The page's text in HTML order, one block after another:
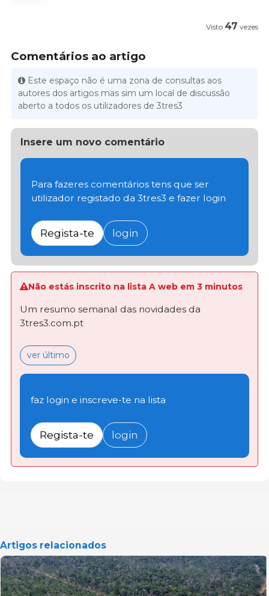
Visto 47 vezes
Comentários ao artigo
Este espaço não é uma zona de consultas aos
autores dos artigos mas sim um local de discussão
aberto a todos os utilizadores de 3tres3
Insere um novo comentário
Para fazeres comentários tens que ser
utilizador registado da 3tres3 e fazer login
Regista-te login
Não estás inscrito na lista A web em 3 minutos
Um resumo semanal das novidades da
3tres3.com.pt
ver último
faz login e inscreve-te na lista
Regista-te login
Artigos relacionados